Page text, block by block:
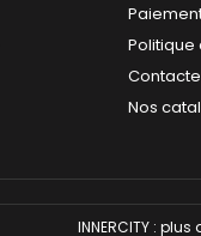
Nos
INNERCITY :